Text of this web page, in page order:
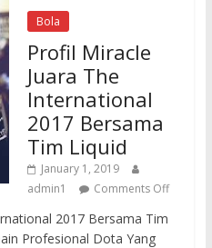
Bola
Profil Miracle
Juara The
International
2017 Bersama
Tim Liquid
January 1, 2019
admin1
Comments Off
2017 Bersama Tim
Profesional Dota Yang